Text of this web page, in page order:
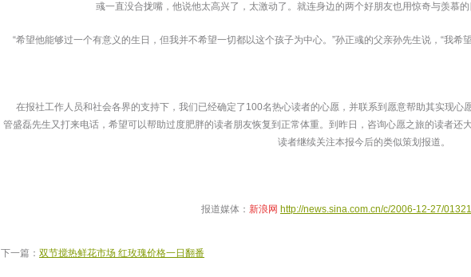
彧一直没合拢嘴，他说他太高兴了，太激动了。就连身边的两个好朋友也用惊奇与羡慕的
“希望他能够过一个有意义的生日，但我并不希望一切都以这个孩子为中心。”孙正彧的父亲孙先生说，“我希
在报社工作人员和社会各界的支持下，我们已经确定了100名热心读者的心愿，并联系到愿意帮助其实现心
管盛磊先生又打来电话，希望可以帮助过度肥胖的读者朋友恢复到正常体重。到昨日，咨询心愿之旅的读者
读者继续关注本报今后的类似策划报道。
报道媒体： 新浪网 http://news.sina.com.cn/c/2006-12-27/
下一篇：双节搅热鲜花市场 红玫瑰价格一日翻番